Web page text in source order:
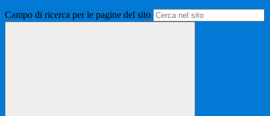
Campo di ricerca per le pagine del sito